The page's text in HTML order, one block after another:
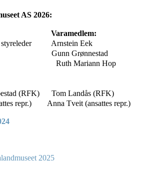
AS 2026:
Varamedlem:
styreleder Arnstein Eek
Gunn Grønnestad
Ruth Mariann Hop
(RFK) Tom Landås (RFK)
repr.) Anna Tveit (ansattes repr.)
2025